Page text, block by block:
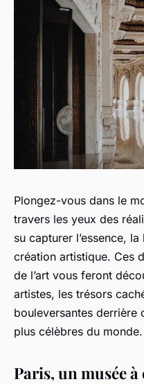
Plongez-vous dans le
travers les yeux des
su capturer l’essence,
création artistique. Ces
de l’art vous feront
artistes, les trésors
bouleversantes derrière
plus célèbres du monde.
Paris, un musée